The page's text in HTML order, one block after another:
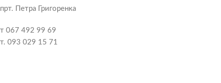
прт. Петра Григоренка
т 067 492 99 69
т. 093 029 15 71